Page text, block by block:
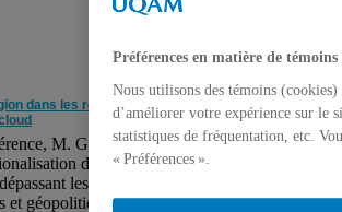
dans les relations internationales - Christian
M. Girault démontrera l’intérêt
dans le monde contemporain à partir
les États-nations. Il analysera les
et géopolitiques de cette question. Comme cas
Préférences en matière de témoins
Nous utilisons des témoins
d’améliorer votre expérience sur le
statistiques de fréquentation, etc.
« Préférences ».